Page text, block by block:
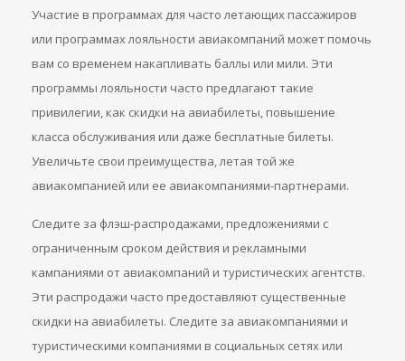
Участие в программах для часто летающих пассажиров
или программах лояльности авиакомпаний может помочь
вам со временем накапливать баллы или мили. Эти
программы лояльности часто предлагают такие
привилегии, как скидки на авиабилеты, повышение
класса обслуживания или даже бесплатные билеты.
Увеличьте свои преимущества, летая той же
авиакомпанией или ее авиакомпаниями-партнерами.
Следите за флэш-распродажами, предложениями с
ограниченным сроком действия и рекламными
кампаниями от авиакомпаний и туристических агентств.
Эти распродажи часто предоставляют существенные
скидки на авиабилеты. Следите за авиакомпаниями и
туристическими компаниями в социальных сетях или